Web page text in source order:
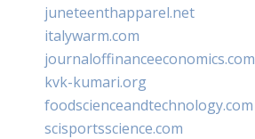
juneteenthapparel.net
italywarm.com
journaloffinanceeconomics.com
kvk-kumari.org
foodscienceandtechnology.com
scisportsscience.com